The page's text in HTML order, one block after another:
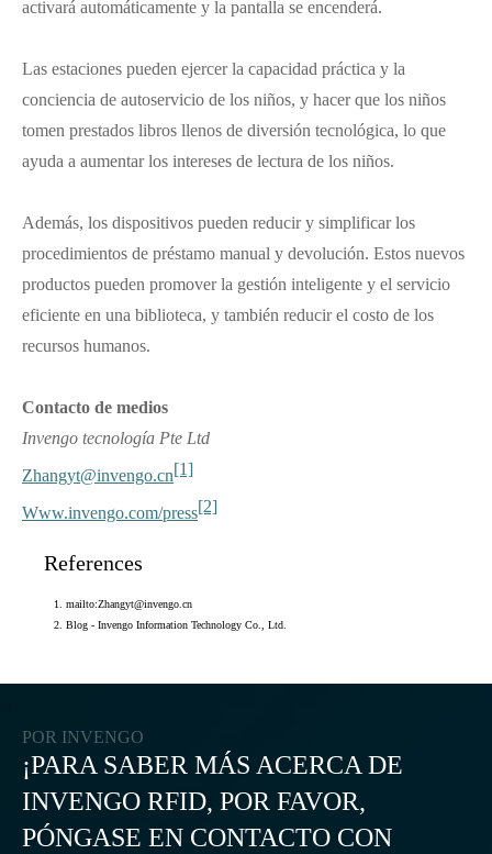
activará automáticamente y la pantalla se encenderá.
Las estaciones pueden ejercer la capacidad práctica y la
conciencia de autoservicio de los niños, y hacer que los niños
tomen prestados libros llenos de diversión tecnológica, lo que
ayuda a aumentar los intereses de lectura de los niños.
Además, los dispositivos pueden reducir y simplificar los
procedimientos de préstamo manual y devolución. Estos nuevos
productos pueden promover la gestión inteligente y el servicio
eficiente en una biblioteca, y también reducir el costo de los
recursos humanos.
Contacto de medios
Invengo tecnología Pte Ltd
Zhangyt@invengo.cn[1]
Www.invengo.com/press[2]
References
mailto:Zhangyt@invengo.cn
Blog - Invengo Information Technology Co., Ltd.
POR INVENGO
¡PARA SABER MÁS ACERCA DE
INVENGO RFID, POR FAVOR,
PÓNGASE EN CONTACTO CON